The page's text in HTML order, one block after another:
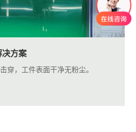
决方案
穿，工件表面干净无粉尘。